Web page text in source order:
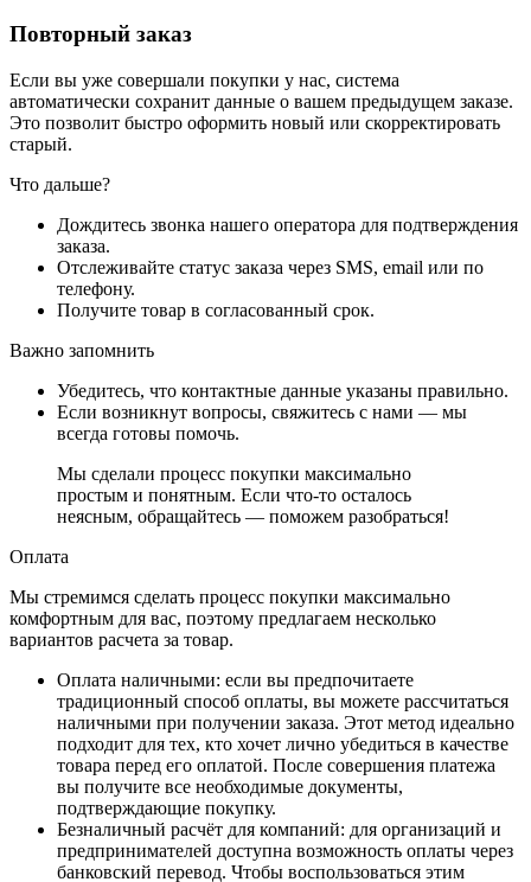
Повторный заказ
Если вы уже совершали покупки у нас, система
автоматически сохранит данные о вашем предыдущем заказе.
Это позволит быстро оформить новый или скорректировать
старый.
Что дальше?
Дождитесь звонка нашего оператора для подтверждения
заказа.
Отслеживайте статус заказа через SMS, email или по
телефону.
Получите товар в согласованный срок.
Важно запомнить
Убедитесь, что контактные данные указаны правильно.
Если возникнут вопросы, свяжитесь с нами — мы
всегда готовы помочь.
Мы сделали процесс покупки максимально
простым и понятным. Если что-то осталось
неясным, обращайтесь — поможем разобраться!
Оплата
Мы стремимся сделать процесс покупки максимально
комфортным для вас, поэтому предлагаем несколько
вариантов расчета за товар.
Оплата наличными: если вы предпочитаете
традиционный способ оплаты, вы можете рассчитаться
наличными при получении заказа. Этот метод идеально
подходит для тех, кто хочет лично убедиться в качестве
товара перед его оплатой. После совершения платежа
вы получите все необходимые документы,
подтверждающие покупку.
Безналичный расчёт для компаний: для организаций и
предпринимателей доступна возможность оплаты через
банковский перевод. Чтобы воспользоваться этим